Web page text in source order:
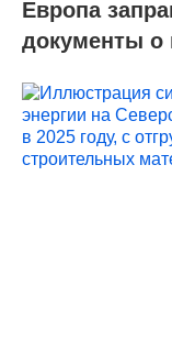
Европа
документы о